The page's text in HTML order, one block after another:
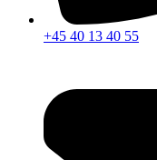
+45 40 13 40 55